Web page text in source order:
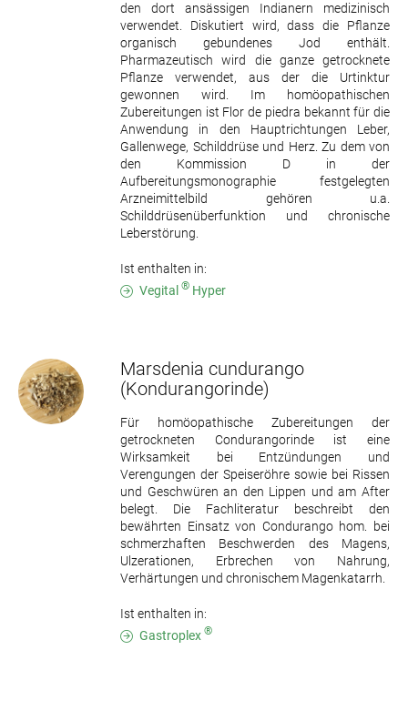
den dort ansässigen Indianern medizinisch
verwendet. Diskutiert wird, dass die Pflanze
organisch gebundenes Jod enthält.
Pharmazeutisch wird die ganze getrocknete
Pflanze verwendet, aus der die Urtinktur
gewonnen wird. Im homöopathischen
Zubereitungen ist Flor de piedra bekannt für die
Anwendung in den Hauptrichtungen Leber,
Gallenwege, Schilddrüse und Herz. Zu dem von
den Kommission D in der
Aufbereitungsmonographie festgelegten
Arzneimittelbild gehören u.a.
Schilddrüsenüberfunktion und chronische
Leberstörung.
Ist enthalten in:
Vegital ® Hyper
Marsdenia cundurango
(Kondurangorinde)
Für homöopathische Zubereitungen der
getrockneten Condurangorinde ist eine
Wirksamkeit bei Entzündungen und
Verengungen der Speiseröhre sowie bei Rissen
und Geschwüren an den Lippen und am After
belegt. Die Fachliteratur beschreibt den
bewährten Einsatz von Condurango hom. bei
schmerzhaften Beschwerden des Magens,
Ulzerationen, Erbrechen von Nahrung,
Verhärtungen und chronischem Magenkatarrh.
Ist enthalten in:
Gastroplex ®